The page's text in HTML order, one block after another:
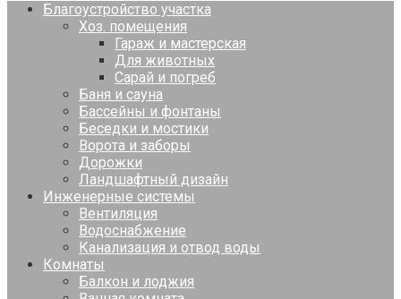
Благоустройство участка
Хоз. помещения
Гараж и мастерская
Для животных
Сарай и погреб
Баня и сауна
Бассейны и фонтаны
Беседки и мостики
Ворота и заборы
Дорожки
Ландшафтный дизайн
Инженерные системы
Вентиляция
Водоснабжение
Канализация и отвод воды
Комнаты
Балкон и лоджия